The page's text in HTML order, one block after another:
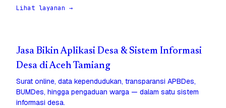
Lihat layanan →
Jasa Bikin Aplikasi Desa & Sistem Informasi
Desa di Aceh Tamiang
Surat online, data kependudukan, transparansi APBDes,
BUMDes, hingga pengaduan warga — dalam satu sistem
informasi desa.